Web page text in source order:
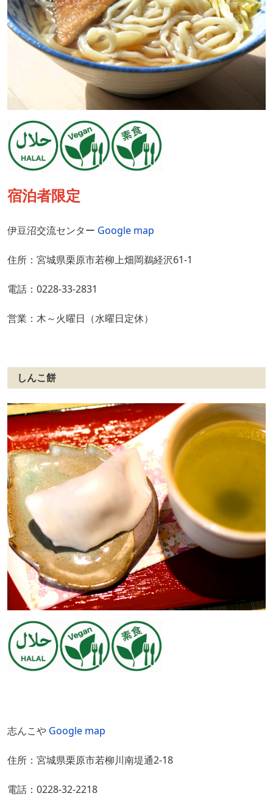
宿泊者限定
伊豆沼交流センター Google map
住所：宮城県栗原市若柳上畑岡鵜経沢61-1
電話：0228-33-2831
営業：木～火曜日（水曜日定休）
しんこ餅
志んこや Google map
住所：宮城県栗原市若柳川南堤通2-18
電話：0228-32-2218